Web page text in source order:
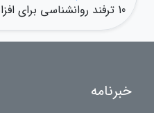
10 ترفند روانشناسی برای افزایش خلاقیت
خبرنامه